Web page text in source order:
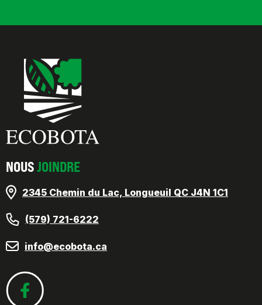
NOUSJOINDRE
2345 Chemin du Lac, Longueuil QC J4N 1C1
(579) 721-6222
info@ecobota.ca